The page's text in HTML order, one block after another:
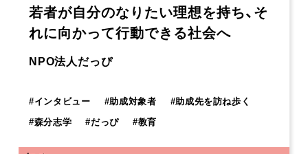
若者が自分のなりたい理想を持ち、そ
れに向かって行動できる社会へ
NPO法人だっぴ
#インタビュー #助成対象者 #助成先を訪ね歩く
#森分志学 #だっぴ #教育